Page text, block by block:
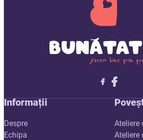
Follow me on
Follow
Follow
Informații
Despre
Echipa
Ateliere
Ateliere